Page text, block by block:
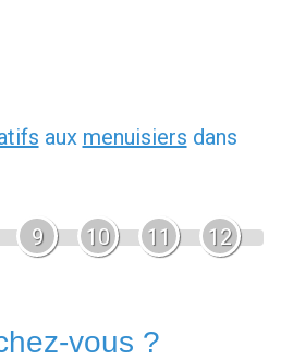
aux menuisiers dans
9 10 11 12
vous ?